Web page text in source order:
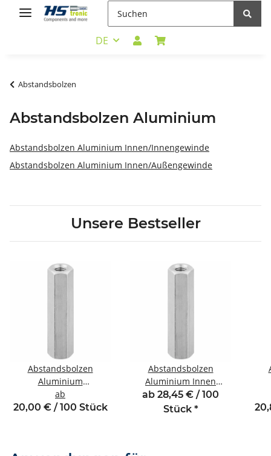
DE
Abstandsbolzen
Abstandsbolzen Aluminium
Abstandsbolzen Aluminium Innen/Innengewinde
Abstandsbolzen Aluminium Innen/Außengewinde
Unsere Bestseller
Abstandsbolzen
Aluminium
Innen/Innengewinde M3
SW6
ab
20,00 € / 100 Stück
Abstandsbolzen
Aluminium Innen
/Innengewinde 13 mm
M3 SW6
ab 28,45 € / 100
Stück *